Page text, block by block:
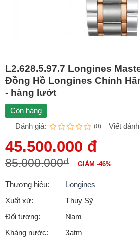
L2.628.5.97.7 Longines
Đồng Hồ Longines Chính
- hàng lướt
Còn hàng
Đánh giá:
(0) Viết
45.500.000 đ
85.000.000₫ GIẢM -46%
Thương hiệu:
Longines
Xuất xứ:
Thụy Sỹ
Đối tượng:
Nam
Kháng nước:
3atm